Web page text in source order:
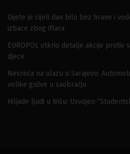
Dijete je cijeli dan bilo bez hrane i
izbace zbog iftara
EUROPOL otkrio detalje akcije protiv
djece
Nesreća na ulazu u Sarajevo:
velike gužve u saobraćju
Hiljade ljudi u Nišu: Usvojen